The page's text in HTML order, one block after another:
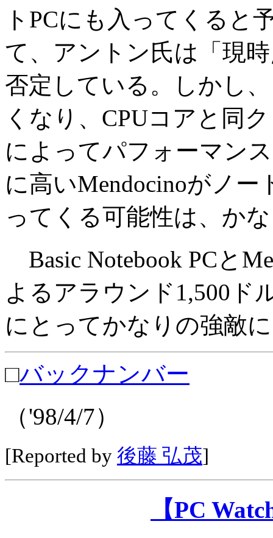
トPCにも入ってくると
て、アントン氏は「現
否定している。しかし
くなり、CPUコアと同
によってパフォーマン
に高いMendocinoがノ
ってくる可能性は、か
Basic Notebook PCと
よるアラウンド1,500ド
にとってかなりの強敵
□バックナンバー
（'98/4/7）
[Reported by 後藤 弘茂]
【PC